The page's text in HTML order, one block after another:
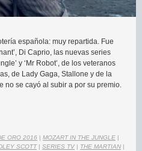
española: muy repartida. Fue
Di Caprio, las nuevas series
y ‘Mr Robot’, de los veteranos
de Lady Gaga, Stallone y de la
se cayó al subir a por su premio.
ORO 2016 | MOZART IN THE JUNGLE |
SCOTT| SERIES TV | THE MARTIAN |